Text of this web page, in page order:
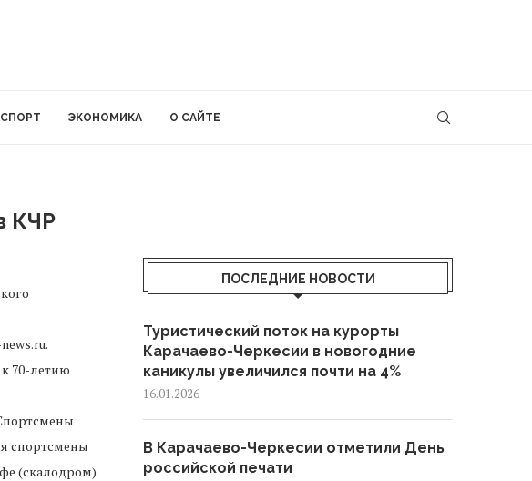
СПОРТ ЭКОНОМИКА О САЙТЕ
КЧР
70-летию
спортсмены
(скалодром)
ПОСЛЕДНИЕ НОВОСТИ
Туристический поток на курорты
Карачаево-Черкесии в новогодние
каникулы увеличился почти на 4%
16.01.2026
В Карачаево-Черкесии отметили День
российской печати